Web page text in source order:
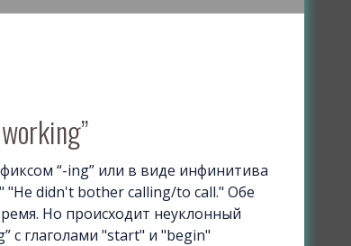
“-ing” или в виде инфинитива
"He didn't bother calling/to call." Обе
Но происходит неуклонный
с глаголами "start" и "begin"